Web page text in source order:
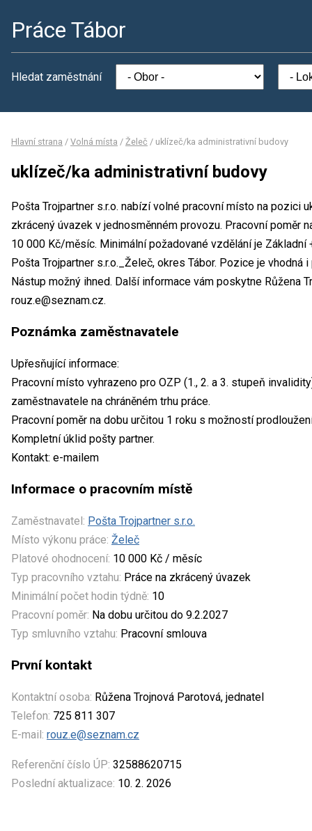
Práce Tábor
Hledat zaměstnání
Hlavní strana / Volná místa / Želeč / uklízeč/ka administrativní budovy
uklízeč/ka administrativní budovy
Pošta Trojpartner s.r.o. nabízí volné pracovní místo na pozici
zkrácený úvazek v jednosměnném provozu. Pracovní poměr
10 000 Kč/měsíc. Minimální požadované vzdělání je
Pošta Trojpartner s.r.o._Želeč, okres Tábor. Pozice je
Nástup možný ihned. Další informace vám poskytne Růžena
rouz.e@seznam.cz.
Poznámka zaměstnavatele
Upřesňující informace:
Pracovní místo vyhrazeno pro OZP (1., 2. a 3. stupeň
zaměstnavatele na chráněném trhu práce.
Pracovní poměr na dobu určitou 1 roku s možností
Kompletní úklid pošty partner.
Kontakt: e-mailem
Informace o pracovním místě
Zaměstnavatel: Pošta Trojpartner s.r.o.
Místo výkonu práce: Želeč
Platové ohodnocení: 10 000 Kč / měsíc
Typ pracovního vztahu: Práce na zkrácený úvazek
Minimální počet hodin týdně: 10
Pracovní poměr: Na dobu určitou do 9.2.2027
Typ smluvního vztahu: Pracovní smlouva
První kontakt
Kontaktní osoba: Růžena Trojnová Parotová, jednatel
Telefon: 725 811 307
E-mail: rouz.e@seznam.cz
Referenční číslo ÚP: 32588620715
Poslední aktualizace: 10. 2. 2026